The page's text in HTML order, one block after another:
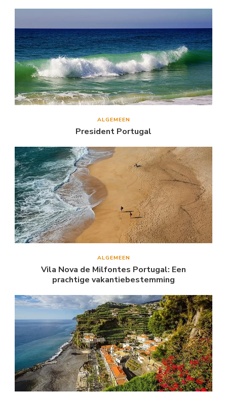
ALGEMEEN
President Portugal
ALGEMEEN
Vila Nova de Milfontes Portugal: Een
prachtige vakantiebestemming